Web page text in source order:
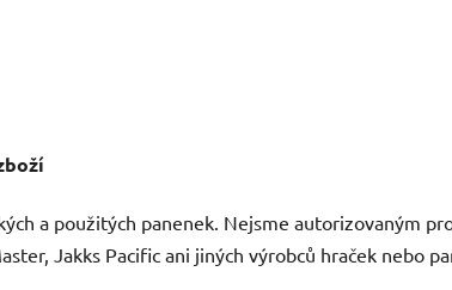
a použitých panenek. Nejsme autorizovaným
Jakks Pacific ani jiných výrobců hraček nebo